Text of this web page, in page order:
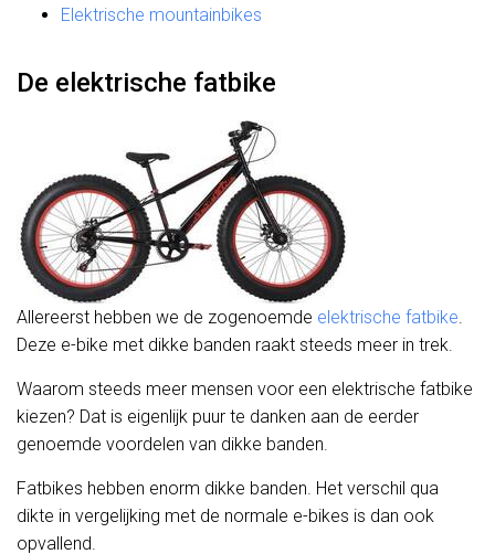
Elektrische mountainbikes
De elektrische fatbike
Allereerst hebben we de zogenoemde elektrische fatbike.
Deze e-bike met dikke banden raakt steeds meer in trek.
Waarom steeds meer mensen voor een elektrische fatbike
kiezen? Dat is eigenlijk puur te danken aan de eerder
genoemde voordelen van dikke banden.
Fatbikes hebben enorm dikke banden. Het verschil qua
dikte in vergelijking met de normale e-bikes is dan ook
opvallend.